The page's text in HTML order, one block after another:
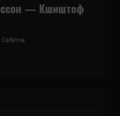
— Кшиштоф
Сабитов